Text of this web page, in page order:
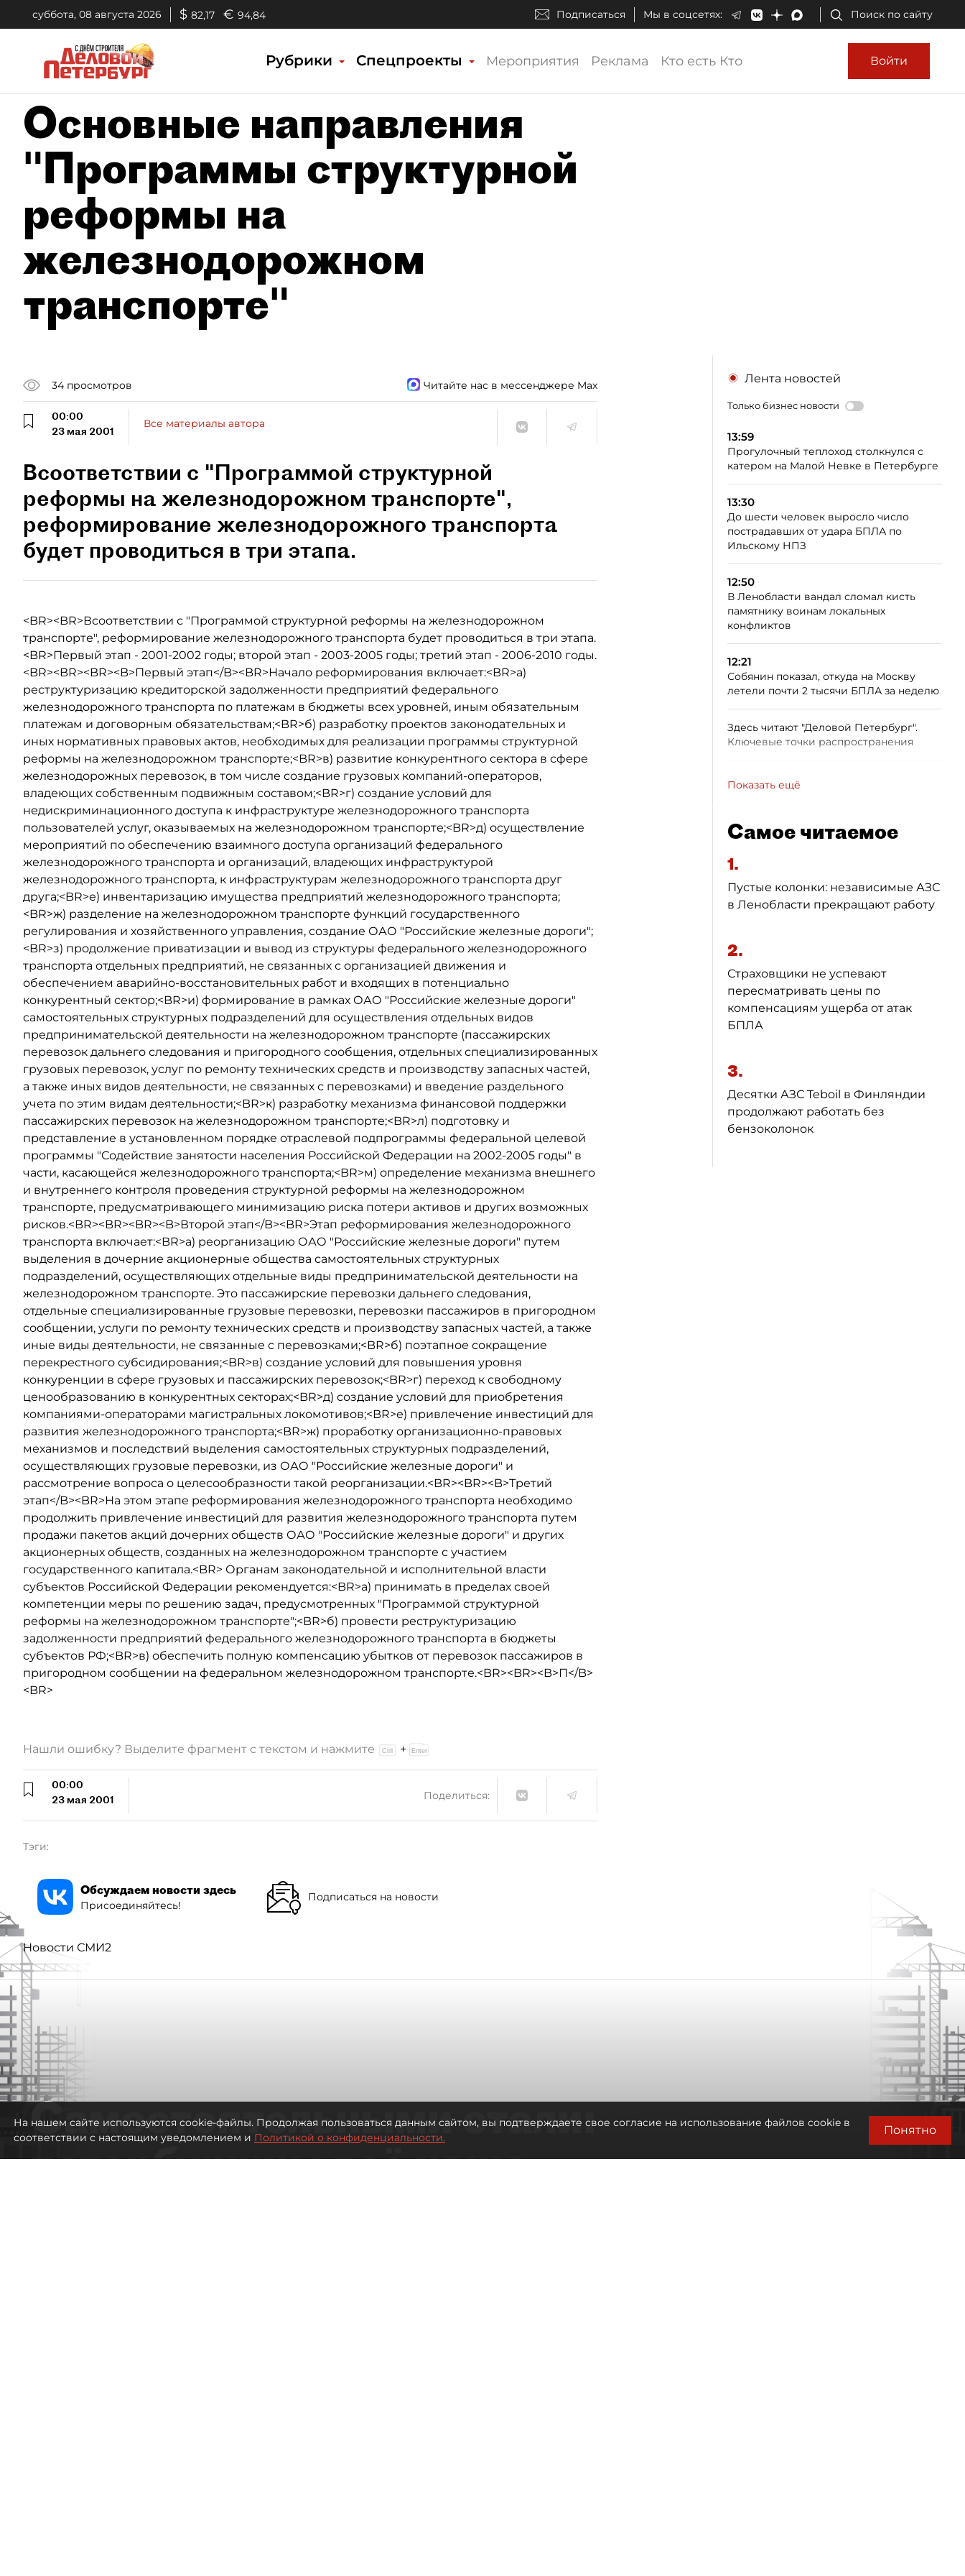
суббота, 08 августа 2026 $ 82,17 € 94,84 Подписаться Мы в соцсетях: Поиск по сайту
Рубрики Спецпроекты Мероприятия Реклама Кто есть Кто Войти
Основные направления
"Программы структурной
реформы на
железнодорожном
транспорте"
34 просмотров Читайте нас в мессенджере Max
00:00
23 мая 2001
Все материалы автора
Всоответствии с "Программой структурной
реформы на железнодорожном транспорте",
реформирование железнодорожного транспорта
будет проводиться в три этапа.
<BR><BR>Всоответствии с "Программой структурной реформы на железнодорожном
транспорте", реформирование железнодорожного транспорта будет проводиться в три этапа.
<BR>Первый этап - 2001-2002 годы; второй этап - 2003-2005 годы; третий этап - 2006-2010 годы.
<BR><BR><BR><B>Первый этап</B><BR>Начало реформирования включает:<BR>а)
реструктуризацию кредиторской задолженности предприятий федерального
железнодорожного транспорта по платежам в бюджеты всех уровней, иным обязательным
платежам и договорным обязательствам;<BR>б) разработку проектов законодательных и
иных нормативных правовых актов, необходимых для реализации программы структурной
реформы на железнодорожном транспорте;<BR>в) развитие конкурентного сектора в сфере
железнодорожных перевозок, в том числе создание грузовых компаний-операторов,
владеющих собственным подвижным составом;<BR>г) создание условий для
недискриминационного доступа к инфраструктуре железнодорожного транспорта
пользователей услуг, оказываемых на железнодорожном транспорте;<BR>д) осуществление
мероприятий по обеспечению взаимного доступа организаций федерального
железнодорожного транспорта и организаций, владеющих инфраструктурой
железнодорожного транспорта, к инфраструктурам железнодорожного транспорта друг
друга;<BR>е) инвентаризацию имущества предприятий железнодорожного транспорта;
<BR>ж) разделение на железнодорожном транспорте функций государственного
регулирования и хозяйственного управления, создание ОАО "Российские железные дороги";
<BR>з) продолжение приватизации и вывод из структуры федерального железнодорожного
транспорта отдельных предприятий, не связанных с организацией движения и
обеспечением аварийно-восстановительных работ и входящих в потенциально
конкурентный сектор;<BR>и) формирование в рамках ОАО "Российские железные дороги"
самостоятельных структурных подразделений для осуществления отдельных видов
предпринимательской деятельности на железнодорожном транспорте (пассажирских
перевозок дальнего следования и пригородного сообщения, отдельных специализированных
грузовых перевозок, услуг по ремонту технических средств и производству запасных частей,
а также иных видов деятельности, не связанных с перевозками) и введение раздельного
учета по этим видам деятельности;<BR>к) разработку механизма финансовой поддержки
пассажирских перевозок на железнодорожном транспорте;<BR>л) подготовку и
представление в установленном порядке отраслевой подпрограммы федеральной целевой
программы "Содействие занятости населения Российской Федерации на 2002-2005 годы" в
части, касающейся железнодорожного транспорта;<BR>м) определение механизма внешнего
и внутреннего контроля проведения структурной реформы на железнодорожном
транспорте, предусматривающего минимизацию риска потери активов и других возможных
рисков.<BR><BR><BR><B>Второй этап</B><BR>Этап реформирования железнодорожного
транспорта включает:<BR>а) реорганизацию ОАО "Российские железные дороги" путем
выделения в дочерние акционерные общества самостоятельных структурных
подразделений, осуществляющих отдельные виды предпринимательской деятельности на
железнодорожном транспорте. Это пассажирские перевозки дальнего следования,
отдельные специализированные грузовые перевозки, перевозки пассажиров в пригородном
сообщении, услуги по ремонту технических средств и производству запасных частей, а также
иные виды деятельности, не связанные с перевозками;<BR>б) поэтапное сокращение
перекрестного субсидирования;<BR>в) создание условий для повышения уровня
конкуренции в сфере грузовых и пассажирских перевозок;<BR>г) переход к свободному
ценообразованию в конкурентных секторах;<BR>д) создание условий для приобретения
компаниями-операторами магистральных локомотивов;<BR>е) привлечение инвестиций для
развития железнодорожного транспорта;<BR>ж) проработку организационно-правовых
механизмов и последствий выделения самостоятельных структурных подразделений,
осуществляющих грузовые перевозки, из ОАО "Российские железные дороги" и
рассмотрение вопроса о целесообразности такой реорганизации.<BR><BR><B>Третий
этап</B><BR>На этом этапе реформирования железнодорожного транспорта необходимо
продолжить привлечение инвестиций для развития железнодорожного транспорта путем
продажи пакетов акций дочерних обществ ОАО "Российские железные дороги" и других
акционерных обществ, созданных на железнодорожном транспорте с участием
государственного капитала.<BR> Органам законодательной и исполнительной власти
субъектов Российской Федерации рекомендуется:<BR>а) принимать в пределах своей
компетенции меры по решению задач, предусмотренных "Программой структурной
реформы на железнодорожном транспорте";<BR>б) провести реструктуризацию
задолженности предприятий федерального железнодорожного транспорта в бюджеты
субъектов РФ;<BR>в) обеспечить полную компенсацию убытков от перевозок пассажиров в
пригородном сообщении на федеральном железнодорожном транспорте.<BR><BR><B>П</B>
<BR>
Лента новостей
Только бизнес новости
13:59
Прогулочный теплоход столкнулся с
катером на Малой Невке в Петербурге
13:30
До шести человек выросло число
пострадавших от удара БПЛА по
Ильскому НПЗ
12:50
В Ленобласти вандал сломал кисть
памятнику воинам локальных
конфликтов
12:21
Собянин показал, откуда на Москву
летели почти 2 тысячи БПЛА за неделю
Здесь читают "Деловой Петербург".
Ключевые точки распространения
Показать ещё
Самое читаемое
1.
Пустые колонки: независимые АЗС
в Ленобласти прекращают работу
2.
Страховщики не успевают
пересматривать цены по
компенсациям ущерба от атак
БПЛА
3.
Десятки АЗС Teboil в Финляндии
продолжают работать без
бензоколонок
Нашли ошибку? Выделите фрагмент с текстом и нажмите +
00:00
23 мая 2001
Поделиться:
Тэги:
Обсуждаем новости здесь
Присоединяйтесь!
Подписаться на новости
Новости СМИ2
Самостоятельными стали:
петербуржцы всё чаще
На нашем сайте используются cookie-файлы. Продолжая пользоваться данным сайтом, вы подтверждаете свое согласие на использование файлов cookie в
соответствии с настоящим уведомлением и Политикой о конфиденциальности.
Понятно